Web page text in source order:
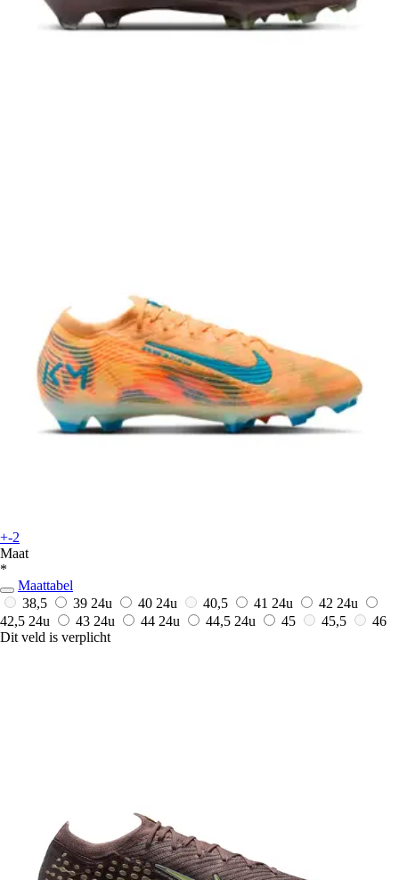
+-2
Maat
*
Maattabel
38,5
39 24u 40 24u 40,5 41 24u 42 24u
42,5 24u 43 24u 44 24u 44,5 24u 45 45,5
46
Dit veld is verplicht